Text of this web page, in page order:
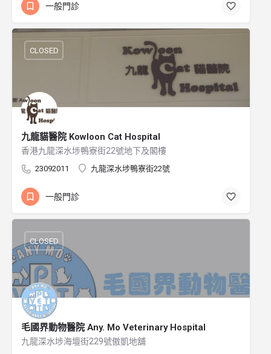
一般門診
九龍貓醫院 Kowloon Cat Hospital
香港九龍深水埗鴨寮街22號地下及閣樓
23092011 九龍深水埗鴨寮街22號
CLOSED
一般門診
毛國界動物醫院 Any. Mo Veterinary Hospital
九龍深水埗海壇街229號傲凱地舖
CLOSED